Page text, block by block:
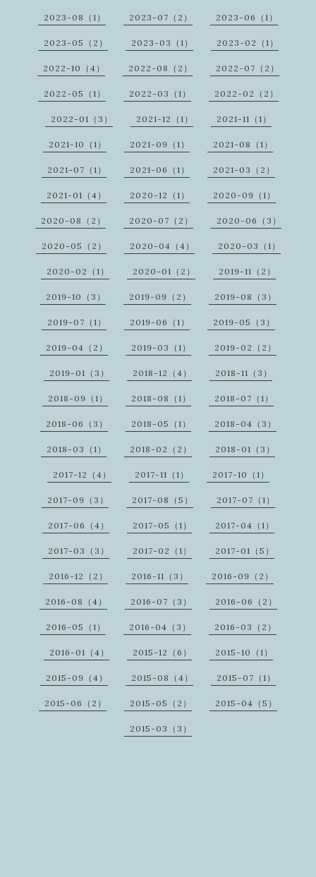
2023-08（1） 2023-07（2） 2023-06（1）
2023-05（2） 2023-03（1） 2023-02（1）
2022-10（4） 2022-08（2） 2022-07（2）
2022-05（1） 2022-03（1） 2022-02（2）
2022-01（3） 2021-12（1） 2021-11（1）
2021-10（1） 2021-09（1） 2021-08（1）
2021-07（1） 2021-06（1） 2021-03（2）
2021-01（4） 2020-12（1） 2020-09（1）
2020-08（2） 2020-07（2） 2020-06（3）
2020-05（2） 2020-04（4） 2020-03（1）
2020-02（1） 2020-01（2） 2019-11（2）
2019-10（3） 2019-09（2） 2019-08（3）
2019-07（1） 2019-06（1） 2019-05（3）
2019-04（2） 2019-03（1） 2019-02（2）
2019-01（3） 2018-12（4） 2018-11（3）
2018-09（1） 2018-08（1） 2018-07（1）
2018-06（3） 2018-05（1） 2018-04（3）
2018-03（1） 2018-02（2） 2018-01（3）
2017-12（4） 2017-11（1） 2017-10（1）
2017-09（3） 2017-08（5） 2017-07（1）
2017-06（4） 2017-05（1） 2017-04（1）
2017-03（3） 2017-02（1） 2017-01（5）
2016-12（2） 2016-11（3） 2016-09（2）
2016-08（4） 2016-07（3） 2016-06（2）
2016-05（1） 2016-04（3） 2016-03（2）
2016-01（4） 2015-12（6） 2015-10（1）
2015-09（4） 2015-08（4） 2015-07（1）
2015-06（2） 2015-05（2） 2015-04（5）
2015-03（3）